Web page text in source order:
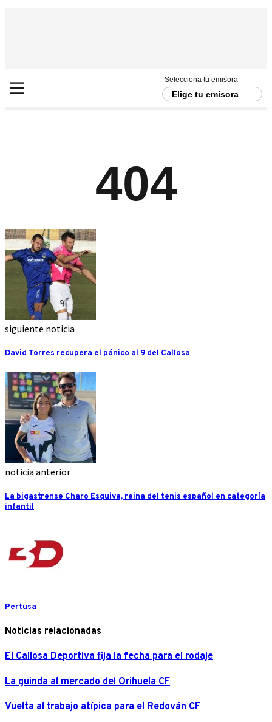
siguiente noticia
David Torres recupera el pánico al 9 del Callosa
noticia anterior
La bigastrense Charo Esquiva, reina del tenis español en categoría
infantil
Pertusa
Noticias relacionadas
El Callosa Deportiva fija la fecha para el rodaje
La guinda al mercado del Orihuela CF
Vuelta al trabajo atípica para el Redován CF